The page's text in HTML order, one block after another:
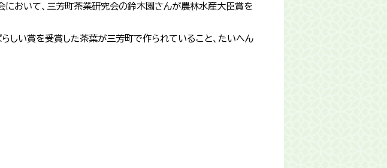
おいて、三芳町茶業研究会の鈴木園さんが農林水産大臣賞を
しい賞を受賞した茶葉が三芳町で作られていること、たいへん